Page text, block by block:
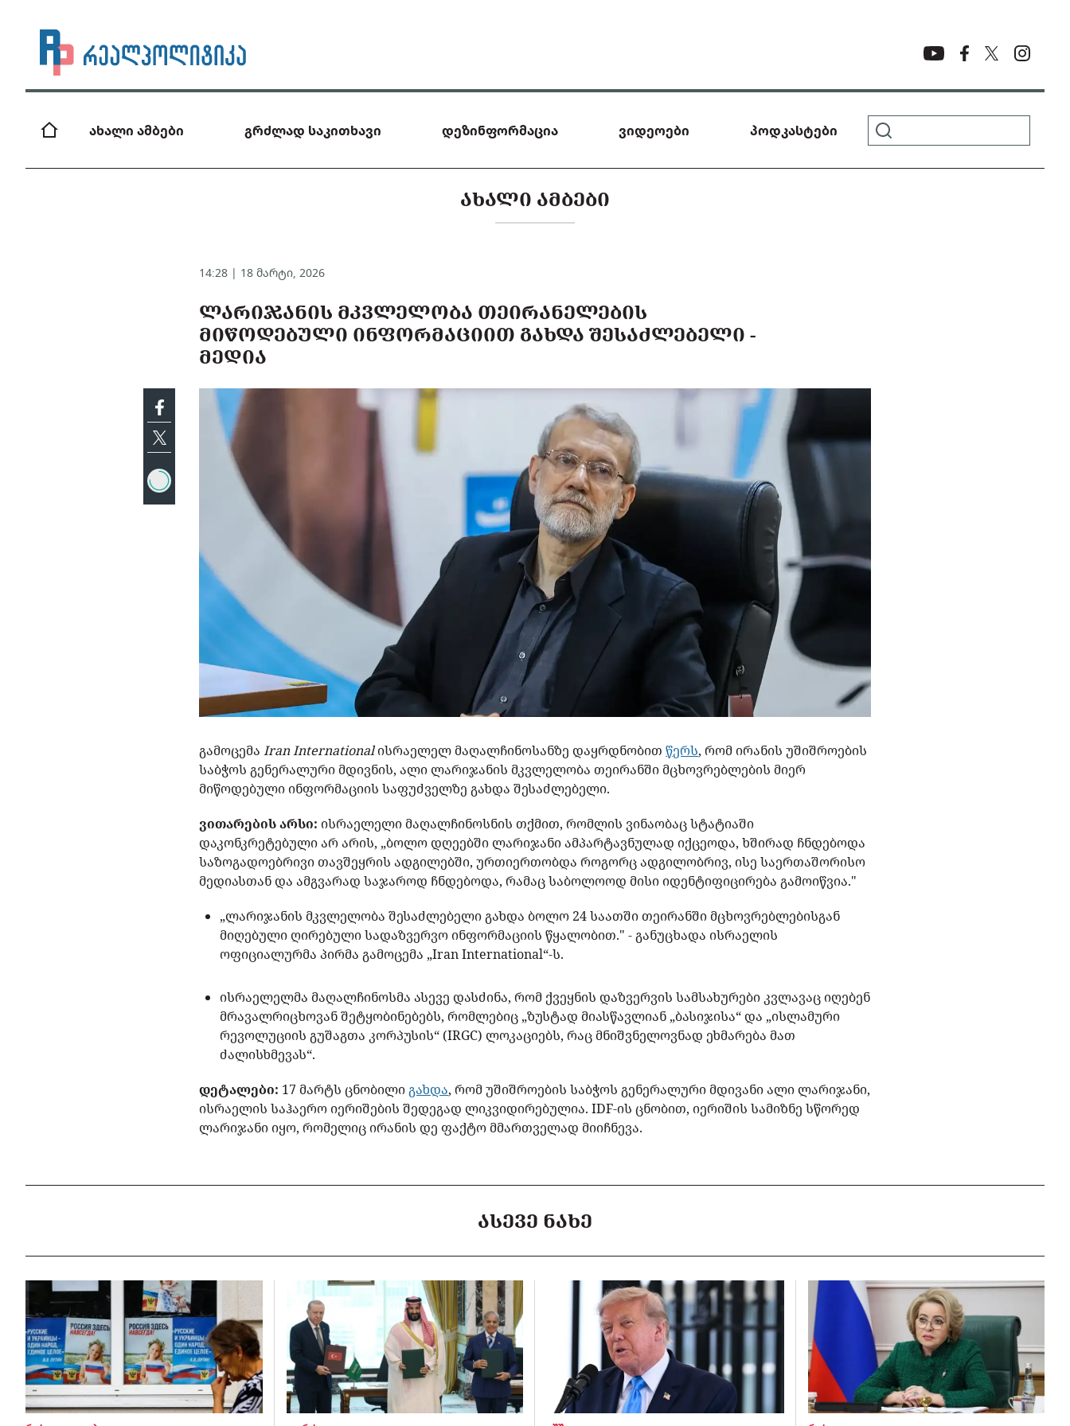
ახალი ამბები გრძლად საკითხავი დეზინფორმაცია ვიდეოები პოდკასტები
ᲐᲮᲐᲚᲘ ᲐᲛᲑᲔᲑᲘ
14:28 | 18 მარტი, 2026
ᲚᲐᲠᲘᲯᲐᲜᲘᲡ ᲛᲙᲕᲚᲔᲚᲝᲑᲐ ᲗᲔᲘᲠᲐᲜᲔᲚᲔᲑᲘᲡ
ᲛᲘᲬᲝᲓᲔᲑᲣᲚᲘ ᲘᲜᲤᲝᲠᲛᲐᲪᲘᲘᲗ ᲒᲐᲮᲓᲐ ᲨᲔᲡᲐᲫᲚᲔᲑᲔᲚᲘ -
ᲛᲔᲓᲘᲐ
გამოცემაIran Internationalისრაელელ მაღალჩინოსანზე დაყრდნობითწერს, რომ ირანის უშიშროების
საბჭოს გენერალური მდივნის, ალი ლარიჯანის მკვლელობა თეირანში მცხოვრებლების მიერ
მიწოდებული ინფორმაციის საფუძველზე გახდა შესაძლებელი.
ვითარების არსი: ისრაელელი მაღალჩინოსნის თქმით, რომლის ვინაობაც სტატიაში
დაკონკრეტებული არ არის, „ბოლო დღეებში ლარიჯანი ამპარტავნულად იქცეოდა, ხშირად ჩნდებოდა
საზოგადოებრივი თავშეყრის ადგილებში, ურთიერთობდა როგორც ადგილობრივ, ისე საერთაშორისო
მედიასთან და ამგვარად საჯაროდ ჩნდებოდა, რამაც საბოლოოდ მისი იდენტიფიცირება გამოიწვია."
„ლარიჯანის მკვლელობა შესაძლებელი გახდა ბოლო 24 საათში თეირანში მცხოვრებლებისგან
მიღებული ღირებული სადაზვერვო ინფორმაციის წყალობით." - განუცხადა ისრაელის
ოფიციალურმა პირმა გამოცემა „Iran International“-ს.
ისრაელელმა მაღალჩინოსმა ასევე დასძინა, რომ ქვეყნის დაზვერვის სამსახურები კვლავაც იღებენ
მრავალრიცხოვან შეტყობინებებს, რომლებიც „ზუსტად მიასწავლიან „ბასიჯისა“ და „ისლამური
რევოლუციის გუშაგთა კორპუსის“ (IRGC) ლოკაციებს, რაც მნიშვნელოვნად ეხმარება მათ
ძალისხმევას“.
დეტალები: 17 მარტს ცნობილიგახდა, რომ უშიშროების საბჭოს გენერალური მდივანი ალი ლარიჯანი,
ისრაელის საჰაერო იერიშების შედეგად ლიკვიდირებულია. IDF-ის ცნობით, იერიშის სამიზნე სწორედ
ლარიჯანი იყო, რომელიც ირანის დე ფაქტო მმართველად მიიჩნევა.
ᲐᲡᲔᲕᲔ ᲜᲐᲮᲔ